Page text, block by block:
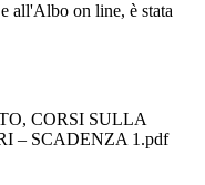
all'Albo on line, è stata
CORSI SULLA
– SCADENZA 1.pdf